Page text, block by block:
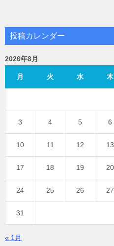
投稿カレンダー
2026年8月
月 火 水 木
3 4 5 6
10 11 12 13
17 18 19 20
24 25 26 27
31
« 1月